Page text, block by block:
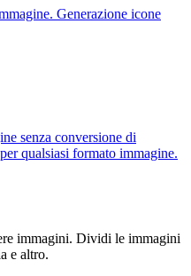
Generazione icone
senza conversione di
qualsiasi formato immagine.
immagini. Dividi le immagini
e altro.